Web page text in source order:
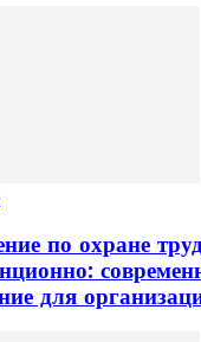
по охране
для